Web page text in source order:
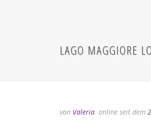
LAGO MAGGIORE
von Valeria online seit dem